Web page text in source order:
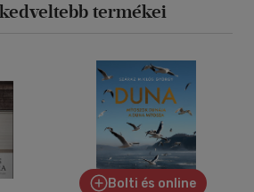
termékei
Bolti és online